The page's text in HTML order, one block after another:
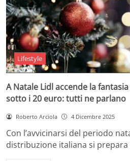
Lifestyle
A Natale Lidl accende la
sotto i 20 euro: tutti ne parlano
Roberto Arciola 4 Dicembre 2025
Con l’avvicinarsi del periodo
distribuzione italiana si